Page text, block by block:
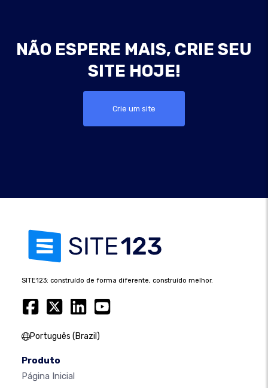
NÃO ESPERE MAIS, CRIE SEU
SITE HOJE!
Crie um site
SITE123: construído de forma diferente, construído melhor.
Português (Brazil)
Produto
Página Inicial